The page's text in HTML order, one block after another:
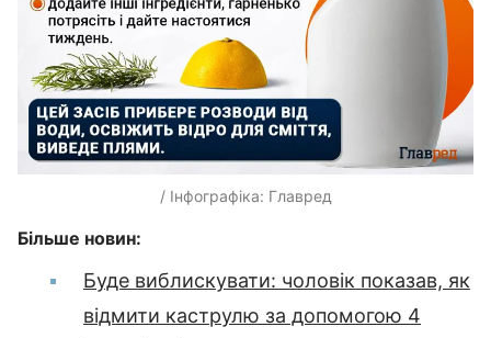
/ Інфографіка: Главред
Більше новин:
Буде виблискувати: чоловік показав, як
відмити каструлю за допомогою 4